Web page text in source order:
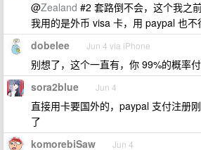
@Zealand #2 套路倒不会，这个我之
我用的是外币 visa 卡，用 paypal 也不
dobelee Jun 4 via iPhone
别想了，这个一直有，你 99%的概率付
sora2blue Jun 4
直接用卡要国外的，paypal 支付注册
了
komorebiSaw Jun 4